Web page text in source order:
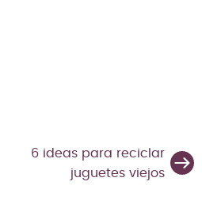
6 ideas para reciclar
juguetes viejos